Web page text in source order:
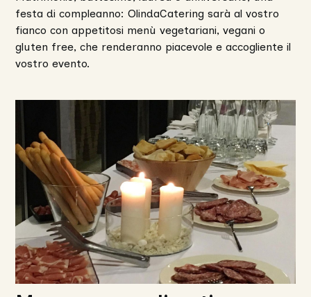
festa di compleanno: OlindaCatering sarà al vostro
fianco con appetitosi menù vegetariani, vegani o
gluten free, che renderanno piacevole e accogliente il
vostro evento.